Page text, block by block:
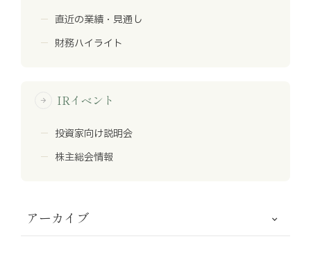
直近の業績・見通し
財務ハイライト
arrow_forward IRイベント
投資家向け説明会
株主総会情報
アーカイブ